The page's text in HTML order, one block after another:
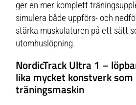
ger en mer komplett
simulera både uppförs- och
stärka muskulaturen på ett sätt
utomhuslöpning.
NordicTrack Ultra 1 –
lika mycket konstverk som
träningsmaskin